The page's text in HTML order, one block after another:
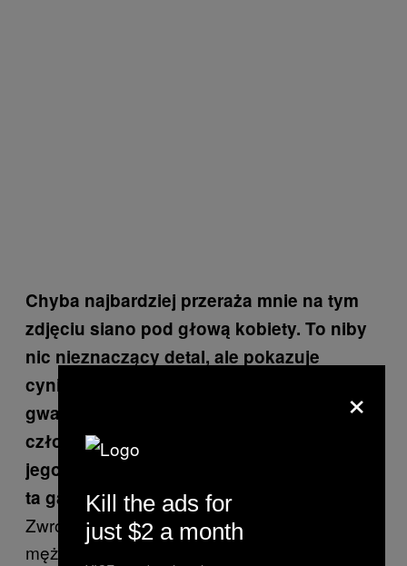
Chyba najbardziej przeraża mnie na tym
zdjęciu siano pod głową kobiety. To niby
nic nieznaczący detal, ale pokazuje
cynizm nazistów – chcieli „uwygodnić” jej
gwałt i zabójstwo! Odarli ją z
człowieczeństwa, zostawiając jedynie
jego skrawek, który symbolizuje właśnie
ta garść siana.
Zwróć jeszcze uwagę na martwego
mężczyznę leżącego pod drzewem. Starał
×
Kill the ads for
just $2 a month